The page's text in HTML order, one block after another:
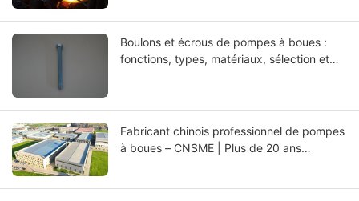
Boulons et écrous de pompes à boues :
fonctions, types, matériaux, sélection et
Fabricant chinois professionnel de pompes
à boues – CNSME | Plus de 20 ans